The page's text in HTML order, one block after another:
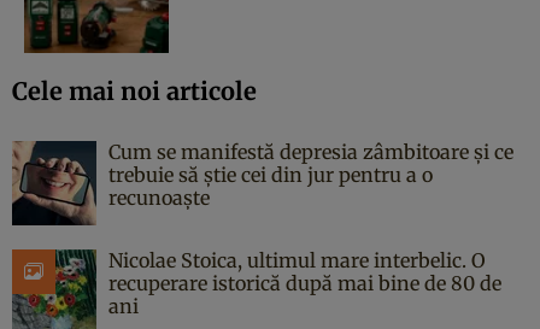
Cele mai noi articole
Cum se manifestă depresia zâmbitoare și ce
trebuie să știe cei din jur pentru a o
recunoaște
Nicolae Stoica, ultimul mare interbelic. O
recuperare istorică după mai bine de 80 de
ani